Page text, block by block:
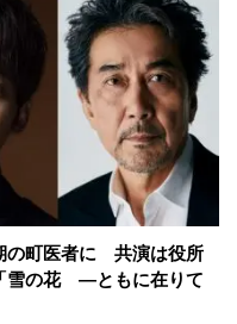
の町医者に 共演は役所
雪の花 ―ともに在りて